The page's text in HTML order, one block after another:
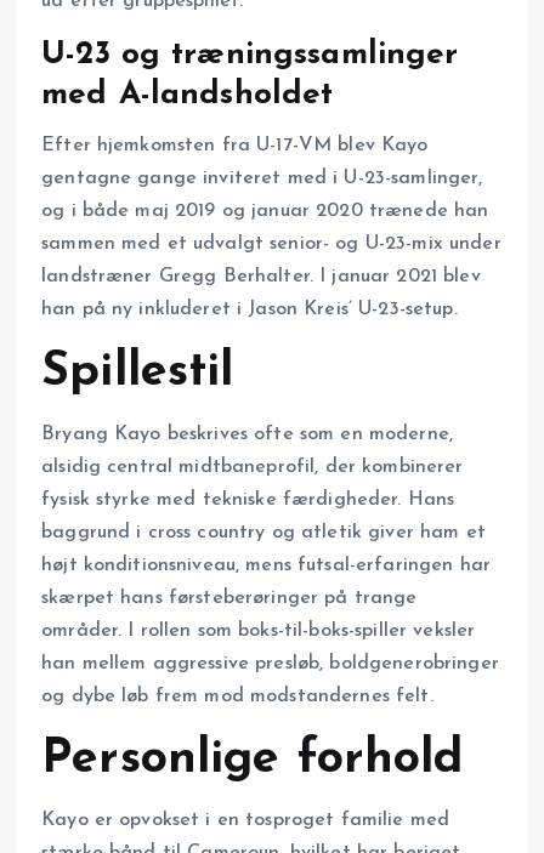
U-23 og træningssamlinger
med A-landsholdet
Efter hjemkomsten fra U-17-VM blev Kayo
gentagne gange inviteret med i U-23-samlinger,
og i både maj 2019 og januar 2020 trænede han
sammen med et udvalgt senior- og U-23-mix under
landstræner Gregg Berhalter. I januar 2021 blev
han på ny inkluderet i Jason Kreis’ U-23-setup.
Spillestil
Bryang Kayo beskrives ofte som en moderne,
alsidig central midtbaneprofil, der kombinerer
fysisk styrke med tekniske færdigheder. Hans
baggrund i cross country og atletik giver ham et
højt konditionsniveau, mens futsal-erfaringen har
skærpet hans førsteberøringer på trange
områder. I rollen som boks-til-boks-spiller veksler
han mellem aggressive presløb, boldgenerobringer
og dybe løb frem mod modstandernes felt.
Personlige forhold
Kayo er opvokset i en tosproget familie med